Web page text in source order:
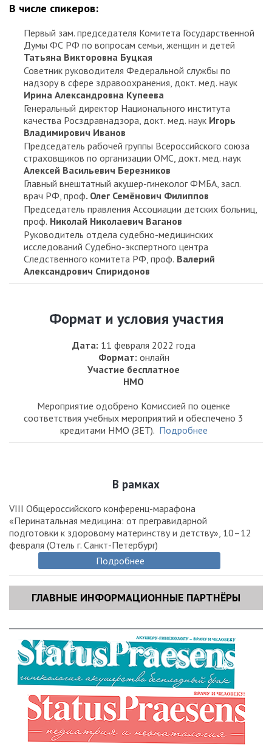
В числе спикеров:
Первый зам. председателя Комитета Государственной
Думы ФС РФ по вопросам семьи, женщин и детей
Татьяна Викторовна Буцкая
Советник руководителя Федеральной службы по
надзору в сфере здравоохранения, докт. мед. наук
Ирина Александровна Купеева
Генеральный директор Национального института
качества Росздравнадзора, докт. мед. наук Игорь
Владимирович Иванов
Председатель рабочей группы Всероссийского союза
страховщиков по организации ОМС, докт. мед. наук
Алексей Васильевич Березников
Главный внештатный акушер-гинеколог ФМБА, засл.
врач РФ, проф. Олег Семёнович Филиппов
Председатель правления Ассоциации детских больниц,
проф. Николай Николаевич Ваганов
Руководитель отдела судебно-медицинских
исследований Судебно-экспертного центра
Следственного комитета РФ, проф. Валерий
Александрович Спиридонов
Формат и условия участия
Дата: 11 февраля 2022 года
Формат: онлайн
Участие бесплатное
НМО
Мероприятие одобрено Комиссией по оценке
соответствия учебных мероприятий и обеспечено 3
кредитами НМО (ЗЕТ). Подробнее
В рамках
VIII Общероссийского конференц-марафона
«Перинатальная медицина: от прегравидарной
подготовки к здоровому материнству и детству», 10–12
февраля (Отель г. Санкт-Петербург)
Подробнее
ГЛАВНЫЕ ИНФОРМАЦИОННЫЕ ПАРТНЁРЫ